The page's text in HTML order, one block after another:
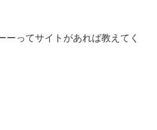
ーってサイトがあれば教えてく